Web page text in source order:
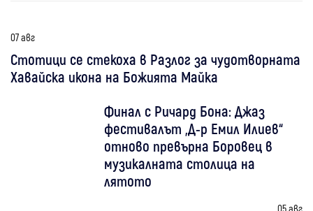
07 авг
Стотици се стекоха в Разлог за чудотворната
Хавайска икона на Божията Майка
Финал с Ричард Бона: Джаз
фестивалът „Д-р Емил Илиев“
отново превърна Боровец в
музикалната столица на
лятото
05 авг